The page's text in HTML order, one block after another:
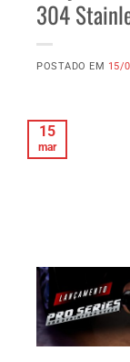
304
POSTADO EM 15/
15
mar